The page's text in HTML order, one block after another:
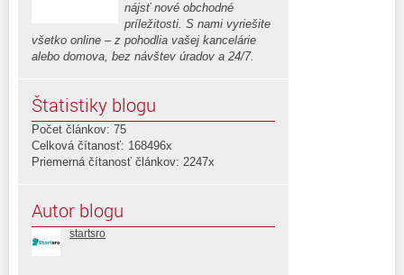
nájsť nové obchodné
príležitosti. S nami vyriešite
všetko online – z pohodlia vašej kancelárie
alebo domova, bez návštev úradov a 24/7.
Štatistiky blogu
Počet článkov: 75
Celková čítanosť: 168496x
Priemerná čítanosť článkov: 2247x
Autor blogu
startsro